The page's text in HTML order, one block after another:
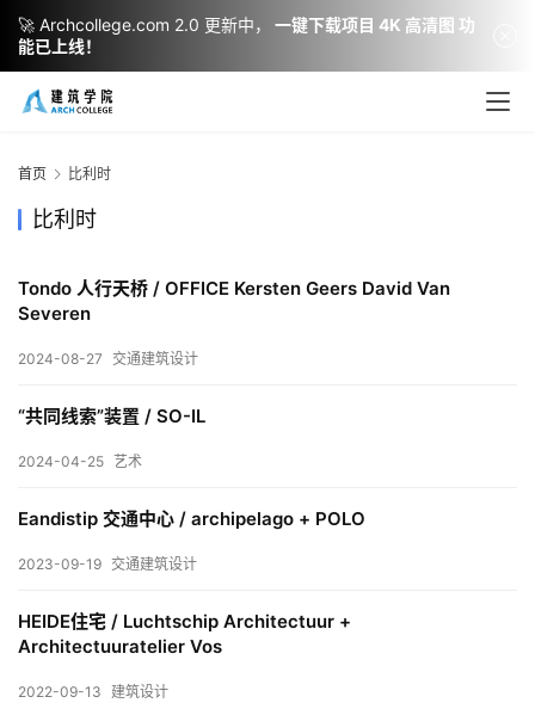
筑
计
室
设
计
首页 比利时
比利时
Tondo 人行天桥 / OFFICE Kersten Geers David Van
Severen
2024-08-27 交通建筑设计
“共同线索”装置 / SO-IL
2024-04-25 艺术
Eandistip 交通中心 / archipelago + POLO
2023-09-19 交通建筑设计
HEIDE住宅 / Luchtschip Architectuur +
Architectuuratelier Vos
2022-09-13 建筑设计
🚀 Archcollege.com 2.0 更新中，
一键下载项目 4K 高清图 功
能已上线！